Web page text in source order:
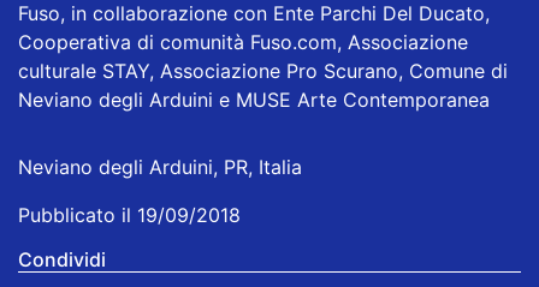
Fuso, in collaborazione con Ente Parchi Del Ducato,
Cooperativa di comunità Fuso.com, Associazione
culturale STAY, Associazione Pro Scurano, Comune di
Neviano degli Arduini e MUSE Arte Contemporanea
Neviano degli Arduini, PR, Italia
Pubblicato il 19/09/2018
Condividi